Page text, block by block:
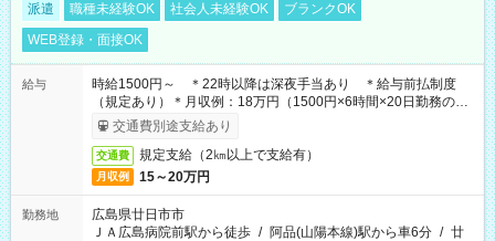
派遣 職種未経験OK 社会人未経験OK
ブランクOK
WEB登録・面接OK
給与
時給1500円～ ＊22時以降は深夜手当あり ＊給与前払制度
（規定あり）＊月収例：18万円（1500円×6時間×20日勤務の場
合）交通費別途支給あり
交通費 規定支給（2㎞以上で支給有）
月収例 15～20万円
勤務地
広島県廿日市市
ＪＡ広島病院前駅から徒歩 / 阿品(山陽本線)駅から車6分 / 廿